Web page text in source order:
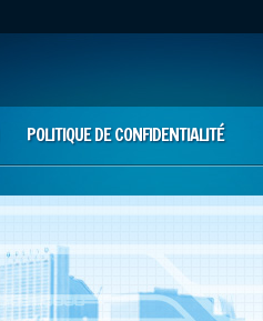
POLITIQUE DE CONFIDENTIALITÉ